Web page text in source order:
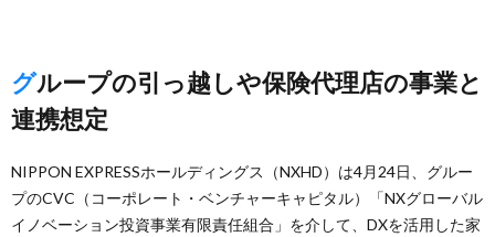
グループの引っ越しや保険代理店の事業と
連携想定
NIPPON EXPRESSホールディングス（NXHD）は4月24日、グルー
プのCVC（コーポレート・ベンチャーキャピタル）「NXグローバル
イノベーション投資事業有限責任組合」を介して、DXを活用した家